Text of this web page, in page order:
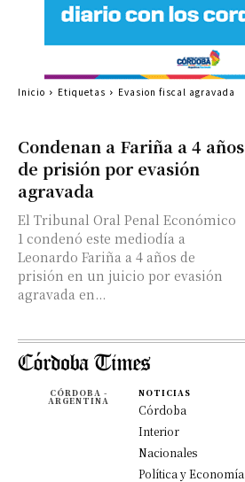
Condenan a Fariña a 4 años
de prisión por evasión
agravada
El Tribunal Oral Penal Económico
1 condenó este mediodía a
Leonardo Fariña a 4 años de
prisión en un juicio por evasión
agravada en...
Inicio Etiquetas Evasion fiscal agravada
CÓRDOBA -
ARGENTINA
NOTICIAS
Córdoba
Interior
Nacionales
Política y Economía